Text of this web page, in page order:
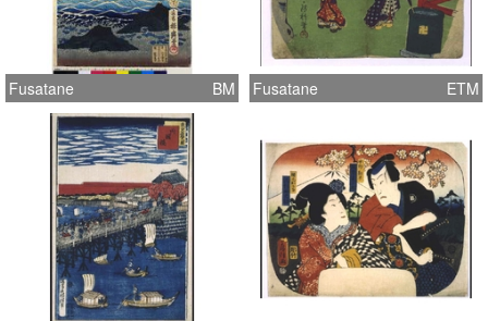
Fusatane BM Fusatane ETM